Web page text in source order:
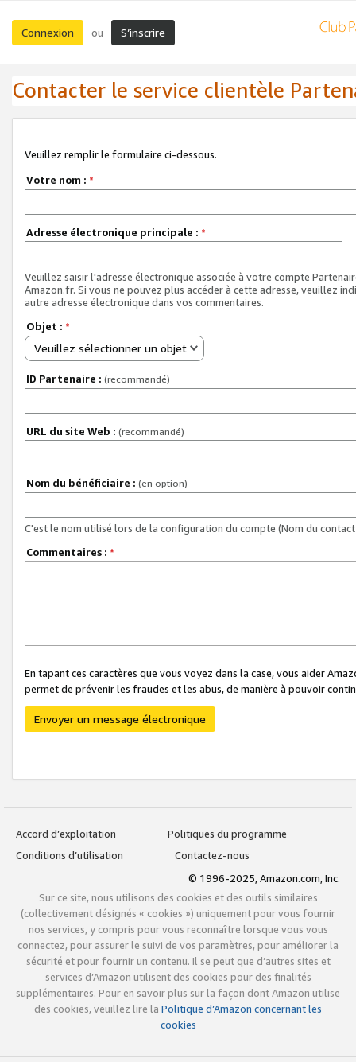
Connexion ou S’inscrire
Contacter le service clientèle
Veuillez remplir le formulaire ci-dessous.
Votre nom : *
Adresse électronique principale : *
Veuillez saisir l'adresse électronique associée à votre compte
Amazon.fr. Si vous ne pouvez plus accéder à cette adresse, veuillez
autre adresse électronique dans vos commentaires.
Objet : *
Veuillez sélectionner un objet
ID Partenaire : (recommandé)
URL du site Web : (recommandé)
Nom du bénéficiaire : (en option)
C'est le nom utilisé lors de la configuration du compte (Nom du
Commentaires : *
En tapant ces caractères que vous voyez dans la case, vous aider
permet de prévenir les fraudes et les abus, de manière à pouvoir
Envoyer un message électronique
Accord d’exploitation
Politiques du programme
Conditions d’utilisation
Contactez-nous
© 1996-2025, Amazon.com, Inc.
Sur ce site, nous utilisons des cookies et des outils similaires
(collectivement désignés « cookies ») uniquement pour vous fournir
nos services, y compris pour vous reconnaître lorsque vous vous
connectez, pour assurer le suivi de vos paramètres, pour améliorer la
sécurité et pour fournir un contenu. Il se peut que d’autres sites et
services d’Amazon utilisent des cookies pour des finalités
supplémentaires. Pour en savoir plus sur la façon dont Amazon utilise
des cookies, veuillez lire la Politique d’Amazon concernant les
cookies